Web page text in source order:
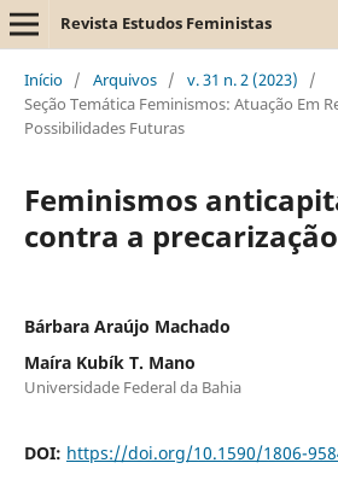
Revista Estudos Feministas
Início / Arquivos / v. 31 n. 2 (2023)
/
Seção Temática Feminismos: Atuação Em
Possibilidades Futuras
Feminismos
contra a
Bárbara Araújo Machado
Maíra Kubík T. Mano
Universidade Federal da Bahia
DOI: https://doi.org/10.1590/1806-